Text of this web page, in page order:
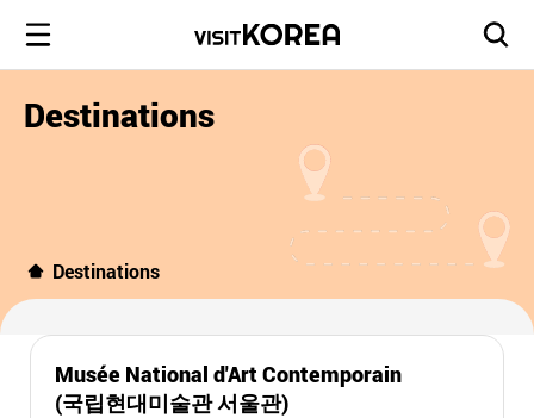
Destinations
Destinations
Musée National d'Art Contemporain
(국립현대미술관 서울관)